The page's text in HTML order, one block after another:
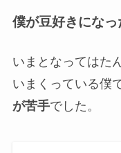
僕が豆好きにな
いまとなってはた
いまくっている僕
が苦手でした。